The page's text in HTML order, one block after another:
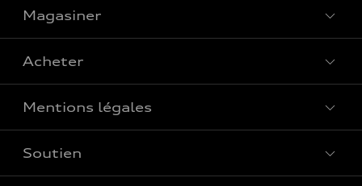
Voir tous les modèles
Magasiner
Offres spéciales
Acheter
Réserver un essai routier
Mentions légales
Confidentialité
Soutien